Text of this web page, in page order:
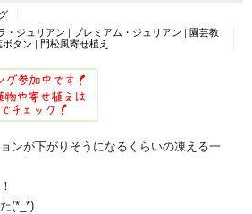
・ジュリアン | プレミアム・ジュリアン | 園芸教
ボタン | 門松風寄せ植え
ンが下がりそうになるくらいの凍える一
(*_*)